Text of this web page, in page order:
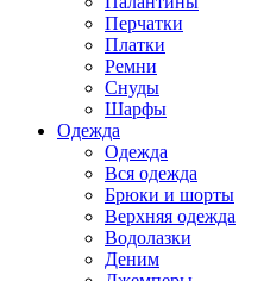
Перчатки
Платки
Ремни
Снуды
Шарфы
Одежда
Одежда
Вся одежда
Брюки и шорты
Верхняя одежда
Водолазки
Деним